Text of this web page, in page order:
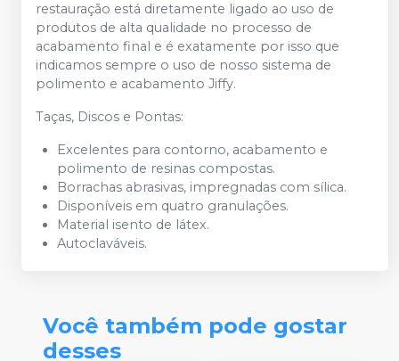
restauração está diretamente ligado ao uso de
produtos de alta qualidade no processo de
acabamento final e é exatamente por isso que
indicamos sempre o uso de nosso sistema de
polimento e acabamento Jiffy.
Taças, Discos e Pontas:
Excelentes para contorno, acabamento e
polimento de resinas compostas.
Borrachas abrasivas, impregnadas com sílica.
Disponíveis em quatro granulações.
Material isento de látex.
Autoclaváveis.
Você também pode gostar
desses